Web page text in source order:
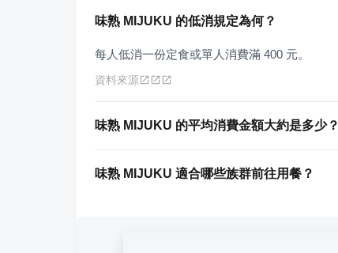
味熟 MIJUKU 的低消規定為何？
每人低消一份定食或單人消費滿 400 元。
資料來源
味熟 MIJUKU 的平均消費金額大約是多少？
味熟 MIJUKU 適合哪些族群前往用餐？